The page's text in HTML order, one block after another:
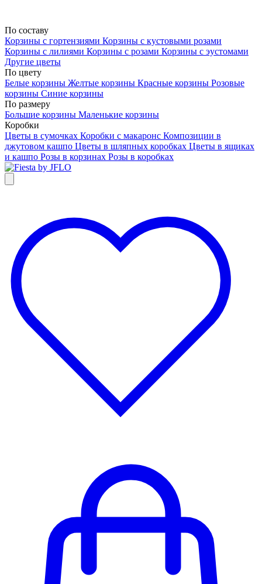
По составу
Корзины с гортензиями Корзины с кустовыми розами
Корзины с лилиями Корзины с розами Корзины с эустомами
Другие цветы
По цвету
Белые корзины Желтые корзины Красные корзины Розовые
корзины Синие корзины
По размеру
Большие корзины Маленькие корзины
Коробки
Цветы в сумочках Коробки с макаронс Композиции в
джутовом кашпо Цветы в шляпных коробках Цветы в ящиках
и кашпо Розы в корзинах Розы в коробках